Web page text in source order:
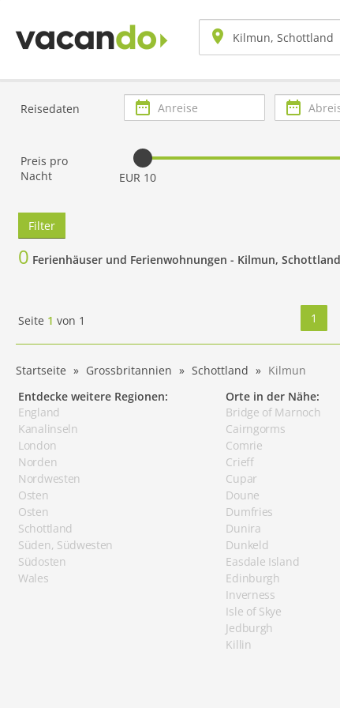
Reisedaten Anreise Abreise
Preis pro
Nacht
EUR 10
Filter
0 Ferienhäuser und Ferienwohnungen - Kilmun, Schottland
Seite 1 von 1 1
Startseite Grossbritannien Schottland
Kilmun
Entdecke weitere Regionen:
England
Kanalinseln
London
Norden
Nordwesten
Osten
Osten
Schottland
Süden, Südwesten
Südosten
Wales
Orte in der Nähe:
Bridge of Marnoch
Cairngorms
Comrie
Crieff
Cupar
Doune
Dumfries
Dunira
Dunkeld
Easdale Island
Edinburgh
Inverness
Isle of Skye
Jedburgh
Killin